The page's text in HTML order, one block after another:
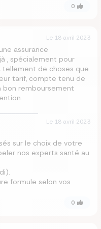
0
Le 18 avril 2023
assurance
, spécialement pour
tellement de choses que
tarif, compte tenu de
bon remboursement
Le 18 avril 2023
sur le choix de votre
nos experts santé au
formule selon vos
0